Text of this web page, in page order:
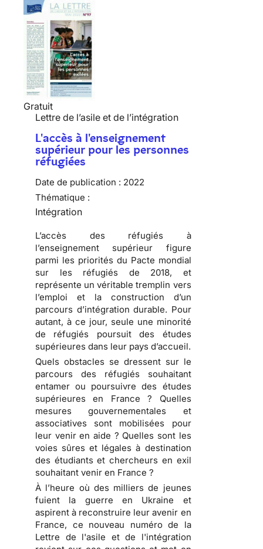
Gratuit
Lettre de l’asile et de l’intégration
L'accès à l'enseignement
supérieur pour les personnes
réfugiées
Date de publication : 2022
Thématique :
Intégration
L’accès des réfugiés à
l’enseignement supérieur figure
parmi les priorités du Pacte mondial
sur les réfugiés de 2018, et
représente un véritable tremplin vers
l’emploi et la construction d’un
parcours d’intégration durable. Pour
autant, à ce jour, seule une minorité
de réfugiés poursuit des études
supérieures dans leur pays d’accueil.
Quels obstacles se dressent sur le
parcours des réfugiés souhaitant
entamer ou poursuivre des études
supérieures en France ? Quelles
mesures gouvernementales et
associatives sont mobilisées pour
leur venir en aide ? Quelles sont les
voies sûres et légales à destination
des étudiants et chercheurs en exil
souhaitant venir en France ?
À l’heure où des milliers de jeunes
fuient la guerre en Ukraine et
aspirent à reconstruire leur avenir en
France, ce nouveau numéro de la
Lettre de l'asile et de l'intégration